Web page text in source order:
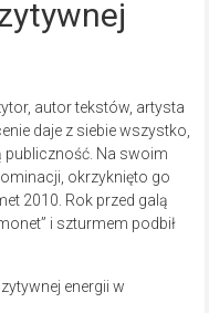
autor tekstów, artysta
daje z siebie wszystko,
publiczność. Na swoim
okrzyknięto go
2010. Rok przed galą
i szturmem podbił